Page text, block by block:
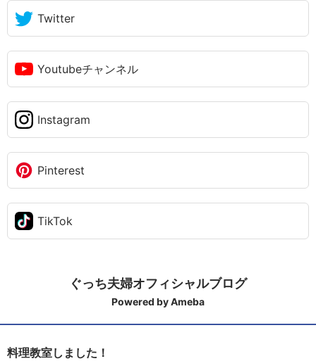
Twitter
Youtubeチャンネル
Instagram
Pinterest
TikTok
ぐっち夫婦オフィシャルブログ
Powered by Ameba
料理教室しました！